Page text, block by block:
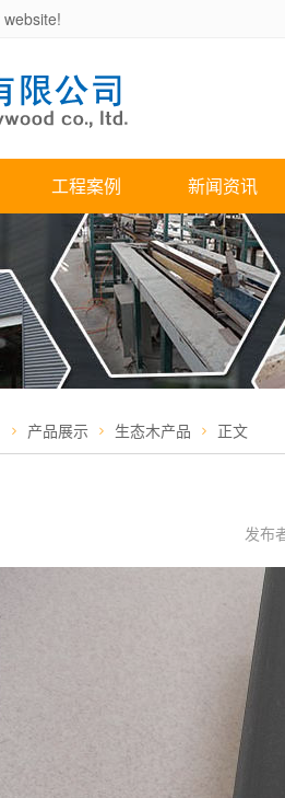
工程案例 新闻资讯
产品展示 生态木产品 正文
发布